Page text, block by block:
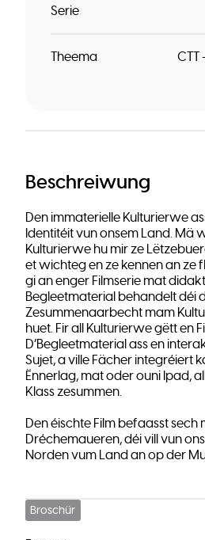
Serie
Theema
CTT
Beschreiwung
Den immaterielle Kulturierwe
Identitéit vun onsem Land. Mä
Kulturierwe hu mir ze
et wichteg en ze kennen an ze
gi an enger Filmserie mat
Begleetmaterial behandelt déi
Zesummenaarbecht mam
huet. Fir all Kulturierwe gëtt en
D’Begleetmaterial ass en
Sujet, a ville Fächer integréiert
Ënnerlag, mat oder ouni Ipad,
Klass zesummen.
Den éischte Film befaasst
Dréchemaueren, déi vill vun
Norden vum Land an op der
Broschür